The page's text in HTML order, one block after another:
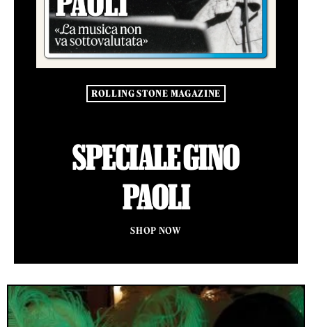
ROLLING STONE MAGAZINE
SPECIALE GINO
PAOLI
SHOP NOW